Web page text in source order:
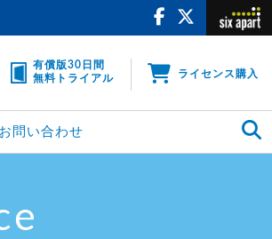
有償版30日間
無料トライアル
ライセンス購入
問い合わせ